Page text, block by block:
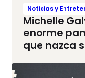
Noticias y
Michelle
enorme
que nazca